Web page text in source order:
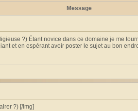
Message
?) Étant novice dans ce domaine je me
et en espérant avoir poster le sujet au bon
?) [/img]